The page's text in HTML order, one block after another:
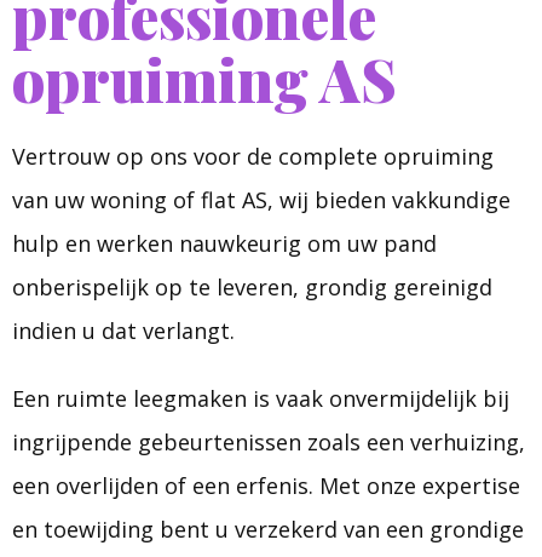
professionele
opruiming AS
Vertrouw op ons voor de complete opruiming
van uw woning of flat AS, wij bieden vakkundige
hulp en werken nauwkeurig om uw pand
onberispelijk op te leveren, grondig gereinigd
indien u dat verlangt.
Een ruimte leegmaken is vaak onvermijdelijk bij
ingrijpende gebeurtenissen zoals een verhuizing,
een overlijden of een erfenis. Met onze expertise
en toewijding bent u verzekerd van een grondige